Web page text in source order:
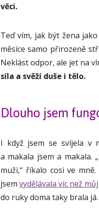
věci.
Teď vím, jak být žena
měsíce samo přirozeně
Neklást odpor, ale jet na
síla a svěží duše i tělo.
Dlouho jsem
I když jsem se svíjela v
a makala jsem a makala.
muži,“ říkalo cosi ve mně.
jsemvydělávala víc než
do ruky doma taky brala